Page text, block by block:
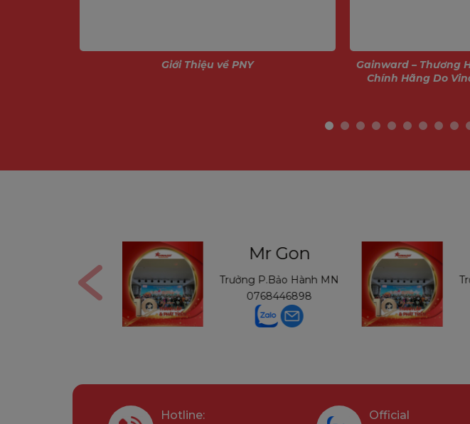
Giới Thiệu về PNY
Gainward – Thương
Chính Hãng Do
Mr Gon
Trưởng P.Bảo Hành MN
0768446898
Hotline:
Official